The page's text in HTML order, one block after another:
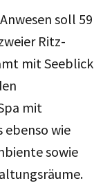
soll 59
Ritz-
mit Seeblick
mit
wie
sowie